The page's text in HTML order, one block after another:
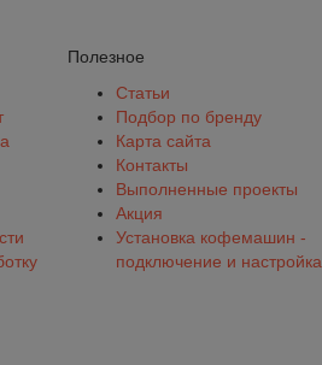
Полезное
Статьи
Подбор по бренду
Карта сайта
Контакты
Выполненные проекты
Акция
Установка кофемашин -
подключение и настройка